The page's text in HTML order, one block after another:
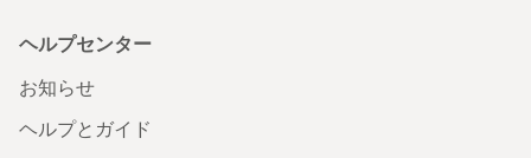
ヘルプセンター
お知らせ
ヘルプとガイド